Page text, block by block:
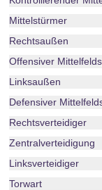
Mittelstürmer
Rechtsaußen
Offensiver
Linksaußen
Defensiver
Rechtsverteidiger
Zentralverteidigung
Linksverteidiger
Torwart